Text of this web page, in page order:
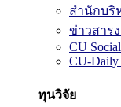
สำนักบริ
ข่าวสาร
CU
CU-Daily
ทุนวิจัย